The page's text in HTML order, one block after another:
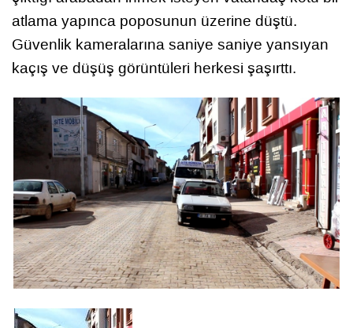
atlama yapınca poposunun üzerine düştü.
Güvenlik kameralarına saniye saniye yansıyan
kaçış ve düşüş görüntüleri herkesi şaşırttı.